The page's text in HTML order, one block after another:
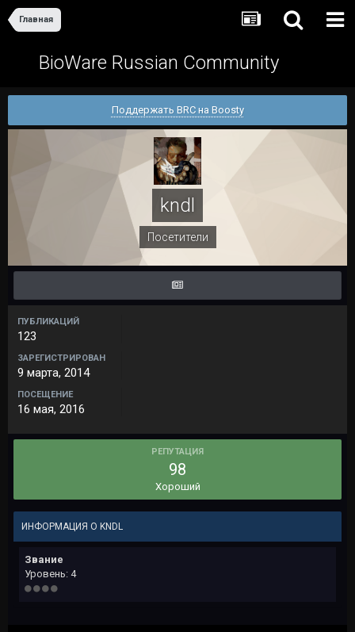
Главная
BioWare Russian Community
Поддержать BRC на Boosty
kndl
Посетители
ПУБЛИКАЦИЙ
123
ЗАРЕГИСТРИРОВАН
9 марта, 2014
ПОСЕЩЕНИЕ
16 мая, 2016
РЕПУТАЦИЯ
98
Хороший
ИНФОРМАЦИЯ О KNDL
Звание
Уровень: 4